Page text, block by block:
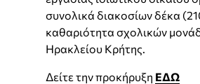
συνολικά διακοσίων δέκα
καθαριότητα σχολικών
Ηρακλείου Κρήτης.
Δείτε την προκήρυξη ΕΔΩ